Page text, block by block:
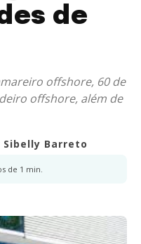
de
offshore, 60 de
offshore, além de
Sibelly Barreto
de 1 min.